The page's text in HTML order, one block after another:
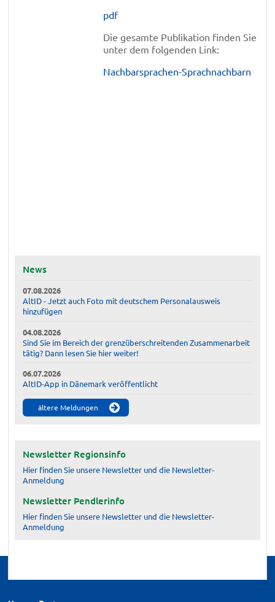
pdf
Die gesamte Publikation finden Sie
unter dem folgenden Link:
Nachbarsprachen-Sprachnachbarn
News
07.08.2026
AltID - Jetzt auch Foto mit deutschem Personalausweis
hinzufügen
04.08.2026
Sind Sie im Bereich der grenzüberschreitenden Zusammenarbeit
tätig? Dann lesen Sie hier weiter!
06.07.2026
AltID-App in Dänemark veröffentlicht
ältere Meldungen
Newsletter Regionsinfo
Hier finden Sie unsere Newsletter und die Newsletter-
Anmeldung
Newsletter Pendlerinfo
Hier finden Sie unsere Newsletter und die Newsletter-
Anmeldung